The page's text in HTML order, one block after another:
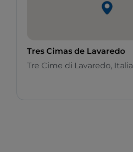
Tres Cimas de Lavaredo
Tre Cime di Lavaredo, Italia